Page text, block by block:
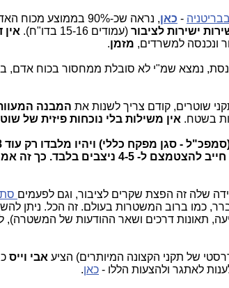
- כאן
, נראה שכ-90% בממוצע
ישירות לציבור (עמודים 15-16 בדו"ח).
אין
ונכנסה למשרדים, מזמן.
נמצא שמ"י לא סובלת ממחסור בכוח אדם,
שוטרים, קודם צריך לשנות את המבנה
בשטח. אין משילות בלי נוכחות פיזית של
מפקדי מחוזות + מפקד משמר הגבול. זהו. בשלב שני המספר חייב להצטמצם
שלה זה הפצת שקרים לציבור, וגם לפעמים
כמו ברוב המשטרות בעולם. זה הכל. ניתן
תאונות דרכים ושאר ההודעות של המשטרה),
של תקני הקצונה המיותרים) הציע אבי וייס
לאתגר ולהצעות הללו - כאן.